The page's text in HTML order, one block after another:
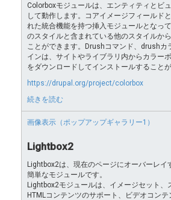
Colorboxモジュールは、エンティティとビ
して動作します。コアイメージフィールド
れた統合機能を持つ挿入モジュールとなっ
のスタイルと含まれている他のスタイルか
ことができます。Drushコマンド、drushカ
インは、サイトやライブラリ内からカラー
をダウンロードしてインストールすることが
https://drupal.org/project/colorbox
続きを読む
画像表示（ポップアップギャラリー1）
Lightbox2
Lightbox2は、現在のページにオーバーレイ
簡単なモジュールです。
Lightbox2モジュールは、イメージセット、
HTMLコンテンツのサポート、ビデオコン